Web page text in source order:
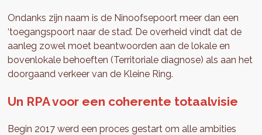
Ondanks zijn naam is de Ninoofsepoort meer dan een
‘toegangspoort naar de stad’. De overheid vindt dat de
aanleg zowel moet beantwoorden aan de lokale en
bovenlokale behoeften (Territoriale diagnose) als aan het
doorgaand verkeer van de Kleine Ring.
Un RPA voor een coherente totaalvisie
Begin 2017 werd een proces gestart om alle ambities